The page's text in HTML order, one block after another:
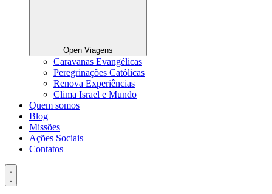
Open Viagens
Caravanas Evangélicas
Peregrinações Católicas
Renova Experiências
Clima Israel e Mundo
Quem somos
Blog
Missões
Ações Sociais
Contatos